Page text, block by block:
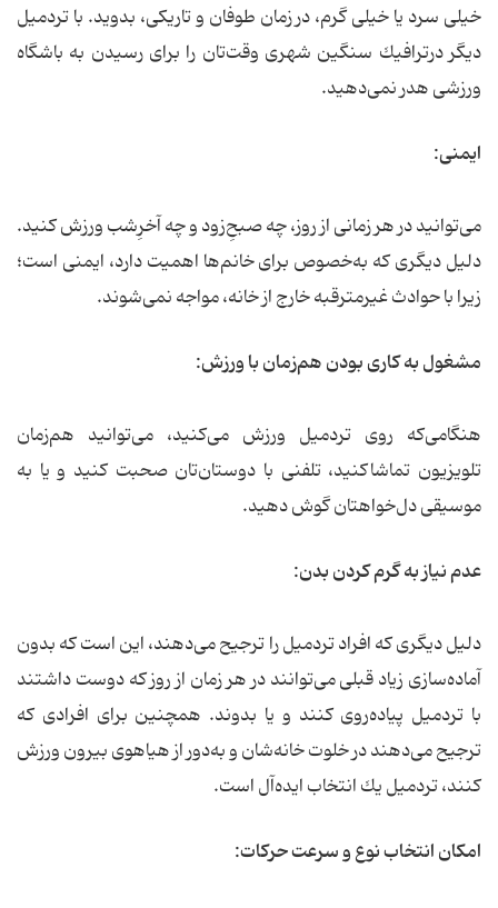
خیلی سرد یا خیلی گرم، ‌در زمان طوفان و تاریكی، ‌بدوید. با تردمیل
دیگر درترافیك سنگین شهری وقت‌تان را برای رسیدن به باشگاه
ورزشی هدر نمی‌دهید.
ایمنی:
می‌توانید در هر زمانی از روز، چه صبحِ‌زود و چه آخرِشب ورزش كنید.
دلیل دیگری كه به‌خصوص برای خانم‌ها اهمیت‌ دارد،‌ ایمنی است؛
زیرا با حوادث غیرمترقبه خارج از خانه، مواجه نمی‌شوند.
مشغول به كاری بودن هم‌زمان با ورزش:
هنگامی‌كه روی تردمیل ورزش می‌كنید، می‌توانید هم‌زمان
تلویزیون تماشاكنید، تلفنی با دوستان‌تان صحبت كنید و یا به
موسیقی دل‌خواهتان گوش دهید.
عدم نیاز به گرم كردن بدن:
دلیل دیگری كه افراد تردمیل را ترجیح می‌دهند، این است كه بدون
آماده‌سازی زیاد قبلی می‌توانند در هر زمان از روز كه دوست داشتند
با تردمیل پیاده‌روی كنند و یا بدوند. همچنین برای افرادی كه
ترجیح می‌دهند در خلوت خانه‌شان و به‌دور از هیاهوی بیرون ورزش
كنند، تردمیل یك انتخاب ایده‌آل است.
امكان انتخاب نوع و سرعت حركات: